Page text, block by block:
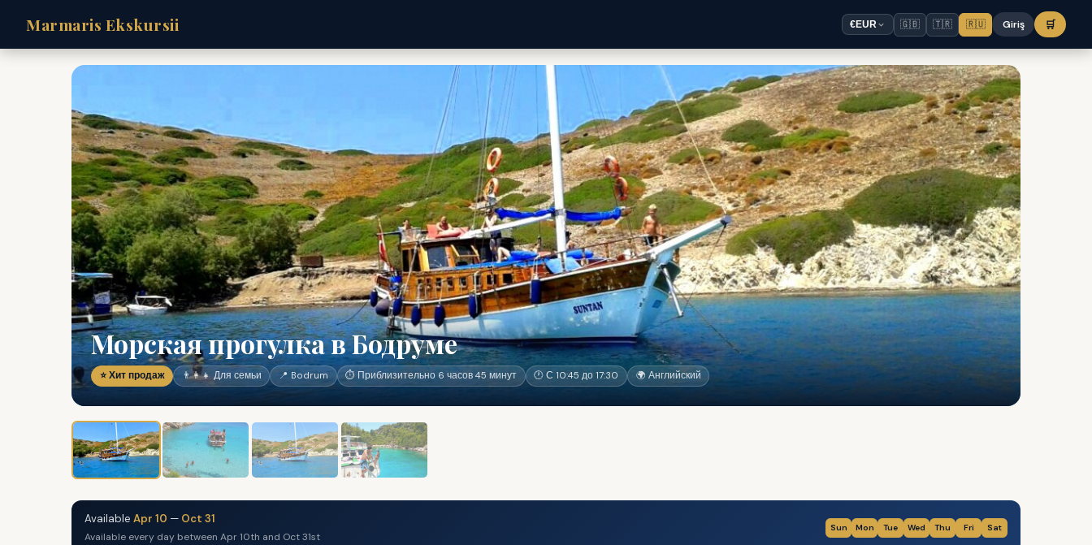
Marmaris Ekskursii €EUR 🇬🇧 🇹🇷 🇷🇺 Giriş 🛒
Морская прогулка в Бодруме
⭐ Хит продаж 👨‍👩‍👧 Для семьи 📍 Bodrum ⏱ Приблизительно 6 часов 45 минут 🕐 С 10:45 до 17:30 🌍 Английский
Available Apr 10 — Oct 31
Available every day between Apr 10th and Oct 31st
Sun Mon Tue Wed Thu Fri Sat